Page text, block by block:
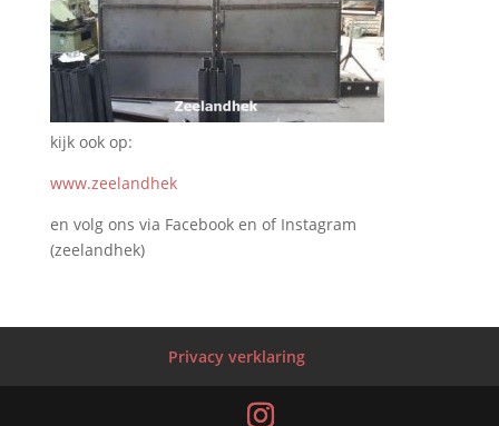
kijk ook op:
www.zeelandhek
en volg ons via Facebook en of Instagram
(zeelandhek)
Privacy verklaring